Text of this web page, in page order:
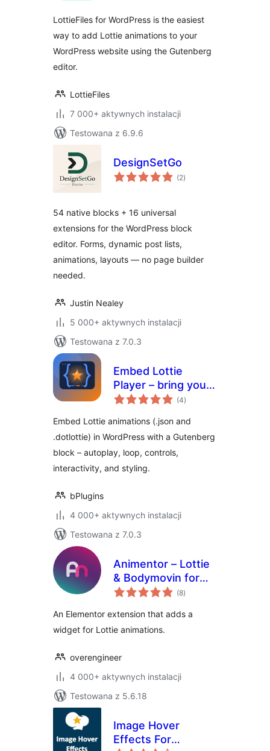
LottieFiles for WordPress is the easiest
way to add Lottie animations to your
WordPress website using the Gutenberg
editor.
LottieFiles
7 000+ aktywnych instalacji
Testowana z 6.9.6
DesignSetGo
(2wszystkich
ocen
)
54 native blocks + 16 universal
extensions for the WordPress block
editor. Forms, dynamic post lists,
animations, layouts — no page builder
needed.
Justin Nealey
5 000+ aktywnych instalacji
Testowana z 7.0.3
Embed Lottie
Player – bring your
pages to life with
(4wszystkich
ocen
)
Embed Lottie animations (.json and
.dotlottie) in WordPress with a Gutenberg
block – autoplay, loop, controls,
interactivity, and styling.
bPlugins
4 000+ aktywnych instalacji
Testowana z 7.0.3
Animentor – Lottie
& Bodymovin for
Elementor
(8wszystkich
ocen
)
An Elementor extension that adds a
widget for Lottie animations.
overengineer
4 000+ aktywnych instalacji
Testowana z 5.6.18
Image Hover
Effects For